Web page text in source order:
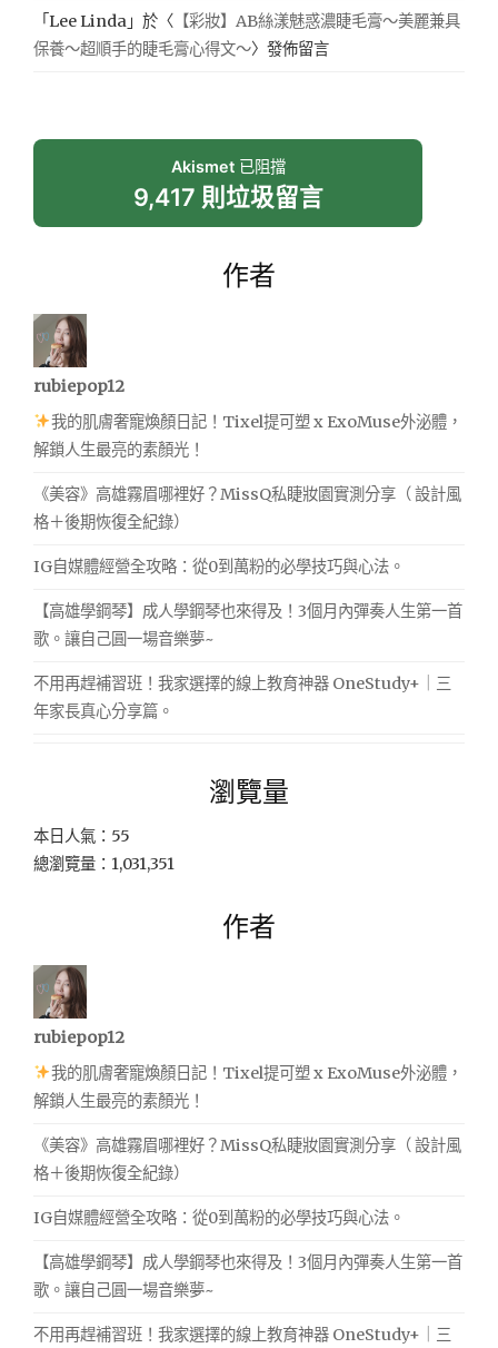
「Lee Linda 」於〈 【彩妝】AB絲漾魅惑濃睫毛膏～美麗兼具
保養～超順手的睫毛膏心得文～〉發佈留言
Akismet已阻擋
9,417 則垃圾留言
作者
rubiepop12
我的肌膚奢寵煥顏日記！Tixel提可塑 x ExoMuse外泌體，
解鎖人生最亮的素顏光！
《美容》高雄霧眉哪裡好？MissQ私睫妝園實測分享（ 設計風
格＋後期恢復全紀錄）
IG自媒體經營全攻略：從0到萬粉的必學技巧與心法。
【高雄學鋼琴】成人學鋼琴也來得及！3個月內彈奏人生第一首
歌。讓自己圓一場音樂夢~
不用再趕補習班！我家選擇的線上教育神器 OneStudy+｜三
年家長真心分享篇。
瀏覽量
本日人氣：55
總瀏覽量：1,031,351
作者
rubiepop12
我的肌膚奢寵煥顏日記！Tixel提可塑 x ExoMuse外泌體，
解鎖人生最亮的素顏光！
《美容》高雄霧眉哪裡好？MissQ私睫妝園實測分享（ 設計風
格＋後期恢復全紀錄）
IG自媒體經營全攻略：從0到萬粉的必學技巧與心法。
【高雄學鋼琴】成人學鋼琴也來得及！3個月內彈奏人生第一首
歌。讓自己圓一場音樂夢~
不用再趕補習班！我家選擇的線上教育神器 OneStudy+｜三